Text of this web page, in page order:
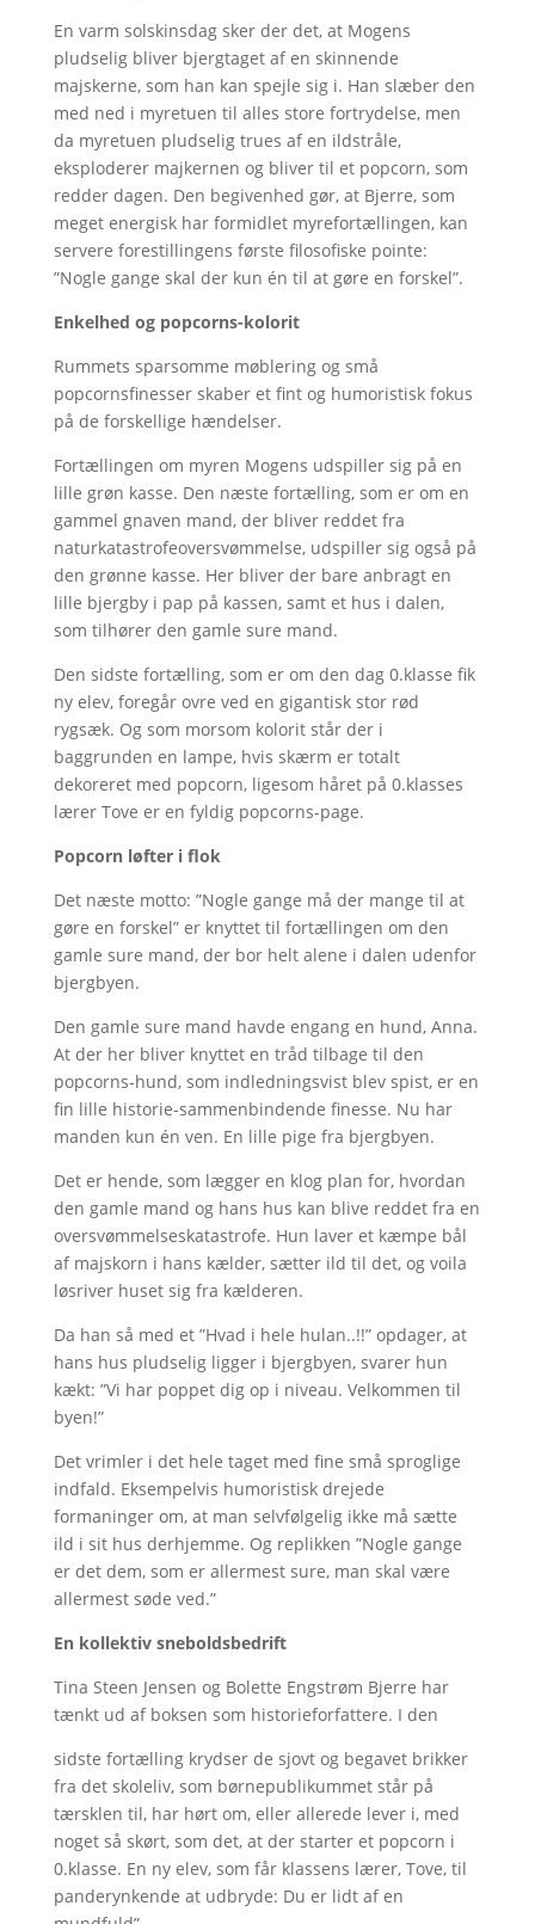
En varm solskinsdag sker der det, at Mogens
pludselig bliver bjergtaget af en skinnende
majskerne, som han kan spejle sig i. Han slæber den
med ned i myretuen til alles store fortrydelse, men
da myretuen pludselig trues af en ildstråle,
eksploderer majkernen og bliver til et popcorn, som
redder dagen. Den begivenhed gør, at Bjerre, som
meget energisk har formidlet myrefortællingen, kan
servere forestillingens første filosofiske pointe:
”Nogle gange skal der kun én til at gøre en forskel”.
Enkelhed og popcorns-kolorit
Rummets sparsomme møblering og små
popcornsfinesser skaber et fint og humoristisk fokus
på de forskellige hændelser.
Fortællingen om myren Mogens udspiller sig på en
lille grøn kasse. Den næste fortælling, som er om en
gammel gnaven mand, der bliver reddet fra
naturkatastrofeoversvømmelse, udspiller sig også på
den grønne kasse. Her bliver der bare anbragt en
lille bjergby i pap på kassen, samt et hus i dalen,
som tilhører den gamle sure mand.
Den sidste fortælling, som er om den dag 0.klasse fik
ny elev, foregår ovre ved en gigantisk stor rød
rygsæk. Og som morsom kolorit står der i
baggrunden en lampe, hvis skærm er totalt
dekoreret med popcorn, ligesom håret på 0.klasses
lærer Tove er en fyldig popcorns-page.
Popcorn løfter i flok
Det næste motto: ”Nogle gange må der mange til at
gøre en forskel” er knyttet til fortællingen om den
gamle sure mand, der bor helt alene i dalen udenfor
bjergbyen.
Den gamle sure mand havde engang en hund, Anna.
At der her bliver knyttet en tråd tilbage til den
popcorns-hund, som indledningsvist blev spist, er en
fin lille historie-sammenbindende finesse. Nu har
manden kun én ven. En lille pige fra bjergbyen.
Det er hende, som lægger en klog plan for, hvordan
den gamle mand og hans hus kan blive reddet fra en
oversvømmelseskatastrofe. Hun laver et kæmpe bål
af majskorn i hans kælder, sætter ild til det, og voila
løsriver huset sig fra kælderen.
Da han så med et ”Hvad i hele hulan..!!” opdager, at
hans hus pludselig ligger i bjergbyen, svarer hun
kækt: ”Vi har poppet dig op i niveau. Velkommen til
byen!”
Det vrimler i det hele taget med fine små sproglige
indfald. Eksempelvis humoristisk drejede
formaninger om, at man selvfølgelig ikke må sætte
ild i sit hus derhjemme. Og replikken ”Nogle gange
er det dem, som er allermest sure, man skal være
allermest søde ved.”
En kollektiv sneboldsbedrift
Tina Steen Jensen og Bolette Engstrøm Bjerre har
tænkt ud af boksen som historieforfattere. I den
sidste fortælling krydser de sjovt og begavet brikker
fra det skoleliv, som børnepublikummet står på
tærsklen til, har hørt om, eller allerede lever i, med
noget så skørt, som det, at der starter et popcorn i
0.klasse. En ny elev, som får klassens lærer, Tove, til
panderynkende at udbryde: Du er lidt af en